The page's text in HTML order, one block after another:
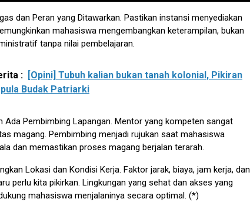
dan Peran yang Ditawarkan. Pastikan instansi menyediakan
mahasiswa mengembangkan keterampilan, bukan
tanpa nilai pembelajaran.
: [Opini] Tubuh kalian bukan tanah kolonial, Pikiran
Budak Patriarki
Ada Pembimbing Lapangan. Mentor yang kompeten sangat
magang. Pembimbing menjadi rujukan saat mahasiswa
dan memastikan proses magang berjalan terarah.
Lokasi dan Kondisi Kerja. Faktor jarak, biaya, jam kerja, dan
perlu kita pikirkan. Lingkungan yang sehat dan akses yang
mahasiswa menjalaninya secara optimal. (*)